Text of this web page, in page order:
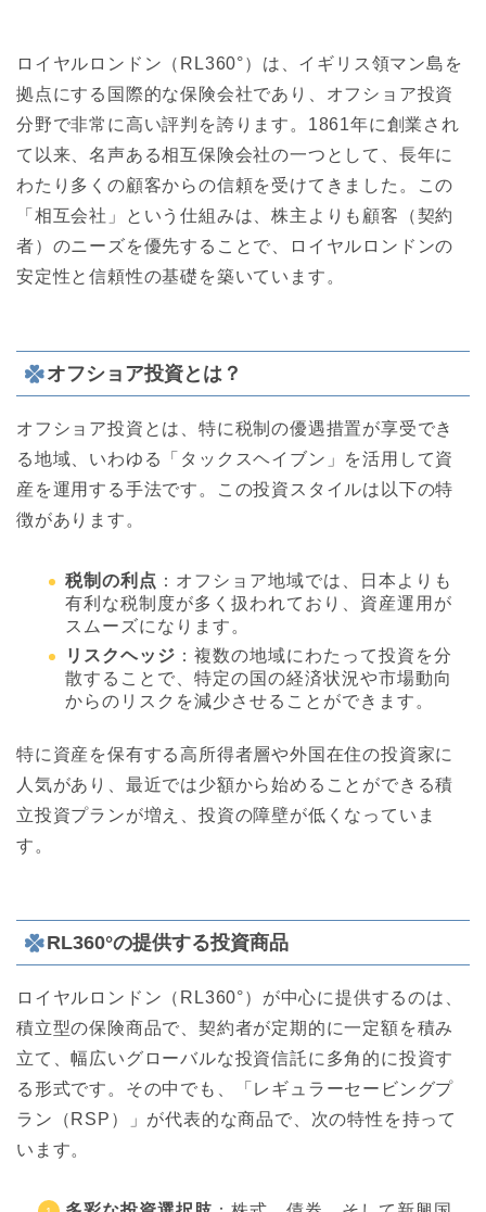
ロイヤルロンドン（RL360°）は、イギリス領マン島を
拠点にする国際的な保険会社であり、オフショア投資
分野で非常に高い評判を誇ります。1861年に創業され
て以来、名声ある相互保険会社の一つとして、長年に
わたり多くの顧客からの信頼を受けてきました。この
「相互会社」という仕組みは、株主よりも顧客（契約
者）のニーズを優先することで、ロイヤルロンドンの
安定性と信頼性の基礎を築いています。
オフショア投資とは？
オフショア投資とは、特に税制の優遇措置が享受でき
る地域、いわゆる「タックスヘイブン」を活用して資
産を運用する手法です。この投資スタイルは以下の特
徴があります。
税制の利点 ：オフショア地域では、日本よりも
有利な税制度が多く扱われており、資産運用が
スムーズになります。
リスクヘッジ ：複数の地域にわたって投資を分
散することで、特定の国の経済状況や市場動向
からのリスクを減少させることができます。
特に資産を保有する高所得者層や外国在住の投資家に
人気があり、最近では少額から始めることができる積
立投資プランが増え、投資の障壁が低くなっていま
す。
RL360°の提供する投資商品
ロイヤルロンドン（RL360°）が中心に提供するのは、
積立型の保険商品で、契約者が定期的に一定額を積み
立て、幅広いグローバルな投資信託に多角的に投資す
る形式です。その中でも、「レギュラーセービングプ
ラン（RSP）」が代表的な商品で、次の特性を持って
います。